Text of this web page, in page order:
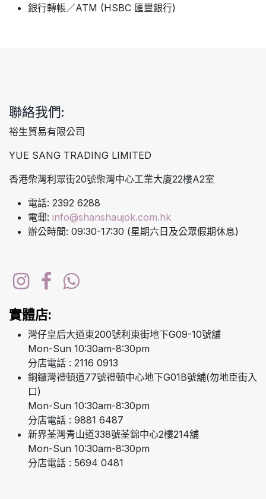
銀行轉帳／ATM (HSBC 匯豐銀行)
聯絡我們:
裕生貿易有限公司
YUE SANG TRADING LIMITED
香港柴灣利眾街20號柴灣中心工業大廈22樓A2室
電話: 2392 6288
電郵: info@shanshaujok.com.hk
辦公時間: 09:30-17:30 (星期六日及公眾假期休息)
實體店:
灣仔皇后大道東200號利東街地下G09-10號舖
Mon-Sun 10:30am-8:30pm
分店電話 : 2116 0913
銅鑼灣禮頓道77號禮頓中心地下G01B號舖(勿地臣街入
口)
Mon-Sun 10:30am-8:30pm
分店電話 : 9881 6487
新界荃灣青山道338號荃錦中心2樓214舖
Mon-Sun 10:30am-8:30pm
分店電話 : 5694 0481